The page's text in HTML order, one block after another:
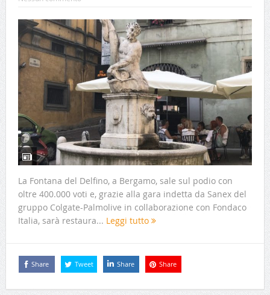
La Fontana del Delfino, a Bergamo, sale sul podio con
oltre 400.000 voti e, grazie alla gara indetta da Sanex del
gruppo Colgate-Palmolive in collaborazione con Fondaco
Italia, sarà restaura... Leggi tutto
Share Tweet Share Share